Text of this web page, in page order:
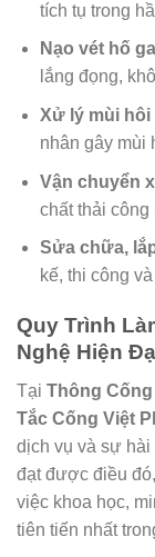
tích tụ trong
Nạo vét hố
lắng đọng,
Xử lý mùi hôi
nhân gây mùi
Vận chuyển
chất thải công
Sửa chữa,
kế, thi công
Quy Trình
Nghệ Hiện
Tại Thông
Tắc Cống Việt
dịch vụ và sự
đạt được điều
việc khoa học,
tiên tiến nhất